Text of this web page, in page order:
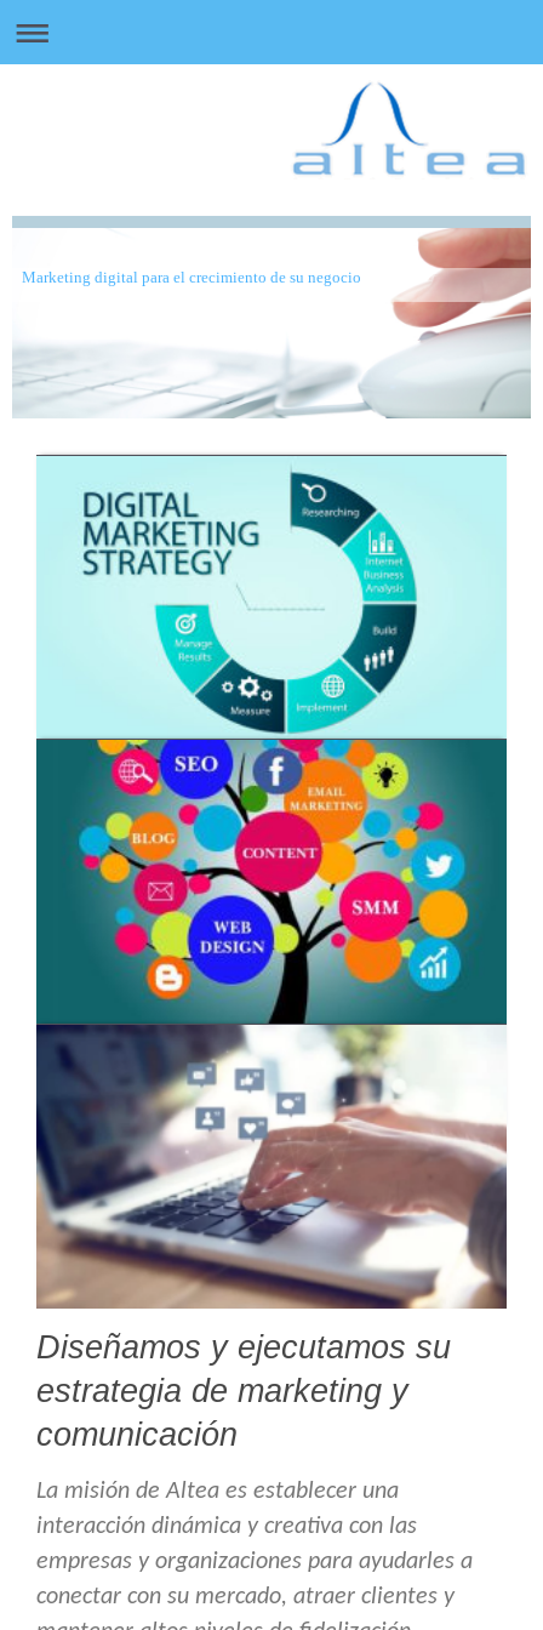
Marketing digital para el crecimiento de su negocio
Diseñamos y ejecutamos su
estrategia de marketing y
comunicación
La misión de Altea es establecer una
interacción dinámica y creativa con las
empresas y organizaciones para ayudarles a
conectar con su mercado, atraer clientes y